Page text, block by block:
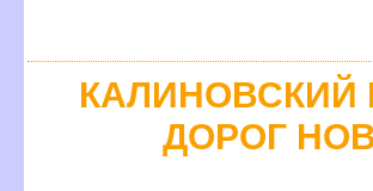
КАЛИНОВСКИЙ
ДОРОГ